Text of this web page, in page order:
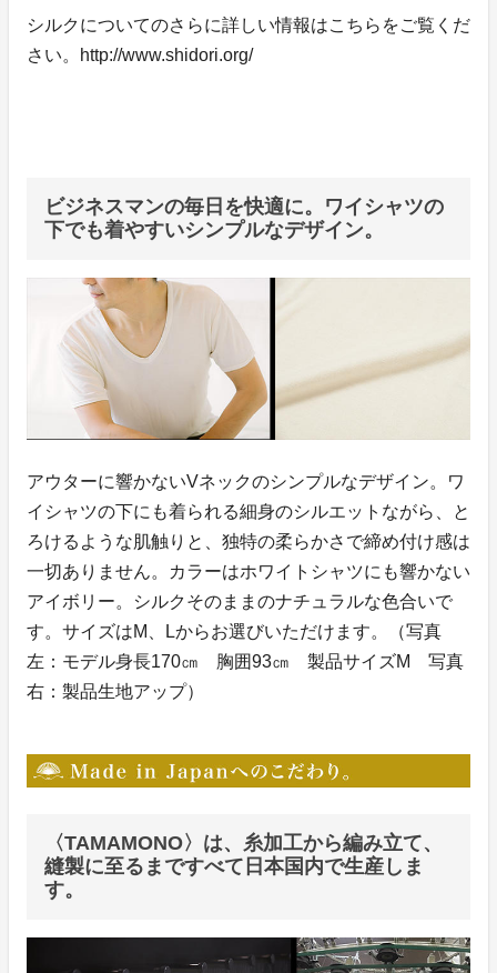
シルクについてのさらに詳しい情報はこちらをご覧くだ
さい。http://www.shidori.org/
ビジネスマンの毎日を快適に。ワイシャツの
下でも着やすいシンプルなデザイン。
アウターに響かないVネックのシンプルなデザイン。ワ
イシャツの下にも着られる細身のシルエットながら、と
ろけるような肌触りと、独特の柔らかさで締め付け感は
一切ありません。カラーはホワイトシャツにも響かない
アイボリー。シルクそのままのナチュラルな色合いで
す。サイズはM、Lからお選びいただけます。（写真
左：モデル身長170㎝ 胸囲93㎝ 製品サイズM 写真
右：製品生地アップ）
〈TAMAMONO〉は、糸加工から編み立て、
縫製に至るまですべて日本国内で生産しま
す。